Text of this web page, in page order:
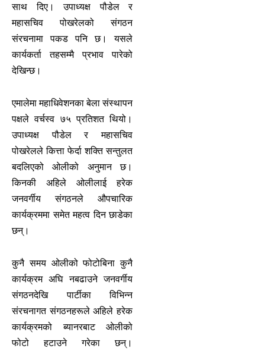
साथ दिए। उपाध्यक्ष पौडेल र
महासचिव पोखरेलको संगठन
संरचनामा पकड पनि छ। यसले
कार्यकर्ता तहसम्मै प्रभाव पारेको
देखिन्छ।
एमालेमा महाधिवेशनका बेला संस्थापन
पक्षले वर्चस्व ७५ प्रतिशत थियो।
उपाध्यक्ष पौडेल र महासचिव
पोखरेलले कित्ता फेर्दा शक्ति सन्तुलत
बदलिएको ओलीको अनुमान छ।
किनकी अहिले ओलीलाई हरेक
जनवर्गीय संगठनले औपचारिक
कार्यक्रममा समेत महत्व दिन छाडेका
छन्।
कुनै समय ओलीको फोटोबिना कुनै
कार्यक्रम अघि नबढाउने जनवर्गीय
संगठनदेखि पार्टीका विभिन्न
संरचनागत संगठनहरूले अहिले हरेक
कार्यक्रमको ब्यानरबाट ओलीको
फोटो हटाउने गरेका छन्।